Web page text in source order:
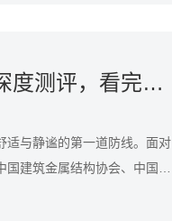
封阳台门窗哪家好？十大权威品牌深度测评，看完不踩坑！
适与静谧的第一道防线。面对
建筑金属结构协会、中国建